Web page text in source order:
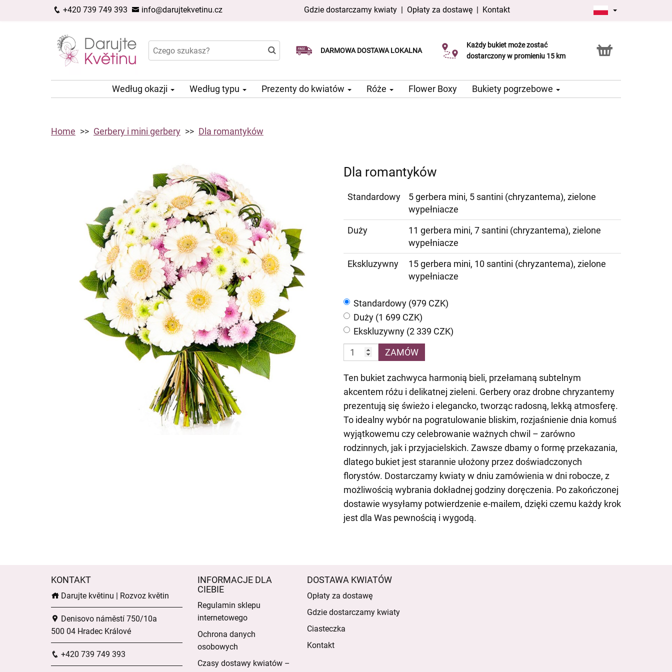
+420 739 749 393 info@darujtekvetinu.cz Gdzie dostarczamy kwiaty | Opłaty za dostawę | Kontakt
DARMOWA DOSTAWA LOKALNA
Dostawa tego samego dnia
Wybierz datę dostawy
Każdy bukiet może zostać
dostarczony w promieniu 15 km
Usługa Click & Collect
Według okazji Według typu Prezenty do kwiatów Róże Flower Boxy Bukiety pogrzebowe
Home Gerbery i mini gerbery Dla romantyków
Dla romantyków
Standardowy
5 gerbera mini, 5 santini (chryzantema), zielone
wypełniacze
Duży
11 gerbera mini, 7 santini (chryzantema), zielone
wypełniacze
Ekskluzywny
15 gerbera mini, 10 santini (chryzantema), zielone
wypełniacze
Standardowy (979 CZK)
Duży (1 699 CZK)
Ekskluzywny (2 339 CZK)
ZAMÓW
Ten bukiet zachwyca harmonią bieli, przełamaną subtelnym
akcentem różu i delikatnej zieleni. Gerbery oraz drobne chryzantemy
prezentują się świeżo i elegancko, tworząc radosną, lekką atmosferę.
To idealny wybór na pogratulowanie bliskim, rozjaśnienie dnia komuś
wyjątkowemu czy celebrowanie ważnych chwil – zarówno
rodzinnych, jak i przyjacielskich. Zawsze dbamy o formę przekazania,
dlatego bukiet jest starannie ułożony przez doświadczonych
florystów. Dostarczamy kwiaty w dniu zamówienia w dni robocze, z
możliwością wybrania dokładnej godziny doręczenia. Po zakończonej
dostawie wysyłamy potwierdzenie e-mailem, dzięki czemu każdy krok
jest dla Was pewnością i wygodą.
KONTAKT
Darujte květinu | Rozvoz květin
Denisovo náměstí 750/10a
500 04 Hradec Králové
+420 739 749 393
INFORMACJE DLA
CIEBIE
Regulamin sklepu
internetowego
Ochrona danych
osobowych
Czasy dostawy kwiatów –
DOSTAWA KWIATÓW
Opłaty za dostawę
Gdzie dostarczamy kwiaty
Ciasteczka
Kontakt